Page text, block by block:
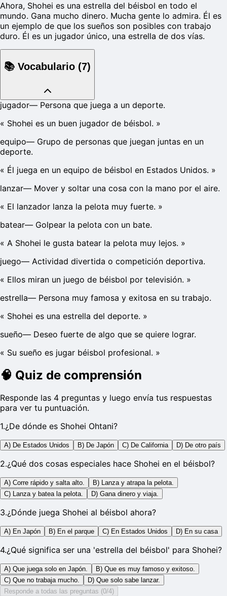
Ahora, Shohei es una estrella del béisbol en todo el
mundo. Gana mucho dinero. Mucha gente lo admira. Él es
un ejemplo de que los sueños son posibles con trabajo
duro. Él es un jugador único, una estrella de dos vías.
📚 Vocabulario (7)
jugador— Persona que juega a un deporte.
« Shohei es un buen jugador de béisbol. »
equipo— Grupo de personas que juegan juntas en un
deporte.
« Él juega en un equipo de béisbol en Estados Unidos. »
lanzar— Mover y soltar una cosa con la mano por el aire.
« El lanzador lanza la pelota muy fuerte. »
batear— Golpear la pelota con un bate.
« A Shohei le gusta batear la pelota muy lejos. »
juego— Actividad divertida o competición deportiva.
« Ellos miran un juego de béisbol por televisión. »
estrella— Persona muy famosa y exitosa en su trabajo.
« Shohei es una estrella del deporte. »
sueño— Deseo fuerte de algo que se quiere lograr.
« Su sueño es jugar béisbol profesional. »
🧠 Quiz de comprensión
Responde las 4 preguntas y luego envía tus respuestas
para ver tu puntuación.
1.¿De dónde es Shohei Ohtani?
A) De Estados Unidos B) De Japón C) De California D) De otro país
2.¿Qué dos cosas especiales hace Shohei en el béisbol?
A) Corre rápido y salta alto.
B) Lanza y atrapa la pelota.
C) Lanza y batea la pelota.
D) Gana dinero y viaja.
3.¿Dónde juega Shohei al béisbol ahora?
A) En Japón B) En el parque C) En Estados Unidos D) En su casa
4.¿Qué significa ser una 'estrella del béisbol' para Shohei?
A) Que juega solo en Japón.
B) Que es muy famoso y exitoso.
C) Que no trabaja mucho.
D) Que solo sabe lanzar.
Responde a todas las preguntas (0/4)